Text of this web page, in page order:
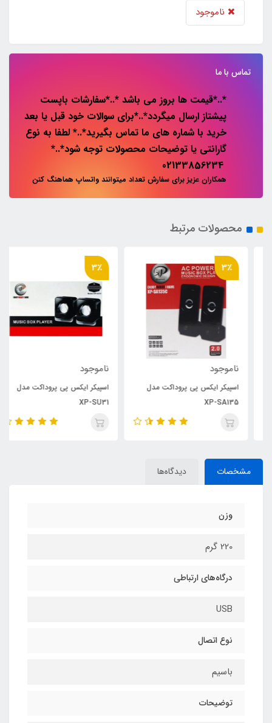
ناموجود
تماس با ما
*..*قیمت ها بروز می باشد *..*سفارشات باپست
پیشتاز ارسال میگردد*..*برای سوالات خود قبل یا بعد
خرید با شماره های ما تماس بگیرید*..* لطفا به نوع
گارانتی یا توضیحات محصولات توجه شود*..*
همکاران عزیز برای سفارش تعداد میتوانند واتساپ هماهنگ کنن
محصولات مرتبط
3٪
ناموجود
اسپیکر ایکس پی پروداکت مدل
XP-SA135
3٪
ناموجود
اسپیکر ایکس پی پروداکت مدل
XP-SU31
مشخصات دیدگاه‌ها
وزن
220 گرم
درگاه‌های ارتباطی
USB
نوع اتصال
باسیم
توضیحات